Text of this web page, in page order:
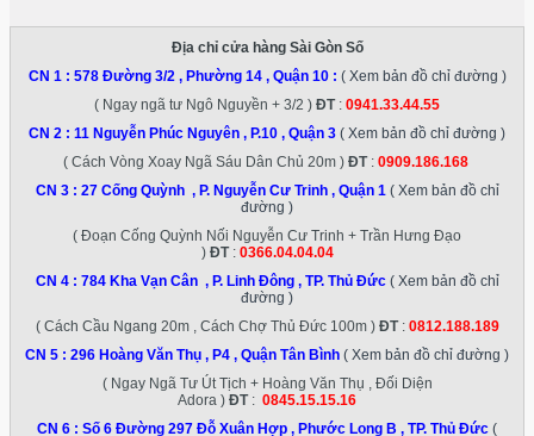
Địa chỉ cửa hàng Sài Gòn Số
CN 1 : 578 Đường 3/2 , Phường 14 , Quận 10: ( Xem bản đồ chỉ đường )
( Ngay ngã tư Ngô Nguyền + 3/2 ) ĐT: 0941.33.44.55
CN 2 : 11 Nguyễn Phúc Nguyên , P.10 , Quận 3 ( Xem bản đồ chỉ đường )
( Cách Vòng Xoay Ngã Sáu Dân Chủ 20m ) ĐT: 0909.186.168
CN 3 : 27 Cống Quỳnh , P. Nguyễn Cư Trinh , Quận 1 ( Xem bản đồ chỉ
đường )
( Đoạn Cống Quỳnh Nối Nguyễn Cư Trinh + Trần Hưng Đạo
) ĐT: 0366.04.04.04
CN 4 : 784 Kha Vạn Cân , P. Linh Đông , TP. Thủ Đức( Xem bản đồ chỉ
đường )
( Cách Cầu Ngang 20m , Cách Chợ Thủ Đức 100m ) ĐT: 0812.188.189
CN 5 : 296 Hoàng Văn Thụ , P4 , Quận Tân Bình ( Xem bản đồ chỉ đường )
( Ngay Ngã Tư Út Tịch + Hoàng Văn Thụ , Đối Diện
Adora ) ĐT: 0845.15.15.16
CN 6 : Số 6 Đường 297 Đỗ Xuân Hợp , Phước Long B , TP. Thủ Đức (